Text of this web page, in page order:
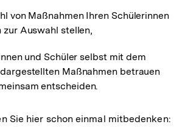
von Maßnahmen Ihren Schülerinnen
zur Auswahl stellen,
und Schüler selbst mit dem
Maßnahmen betrauen
entscheiden.
Sie hier schon einmal mitbedenken: